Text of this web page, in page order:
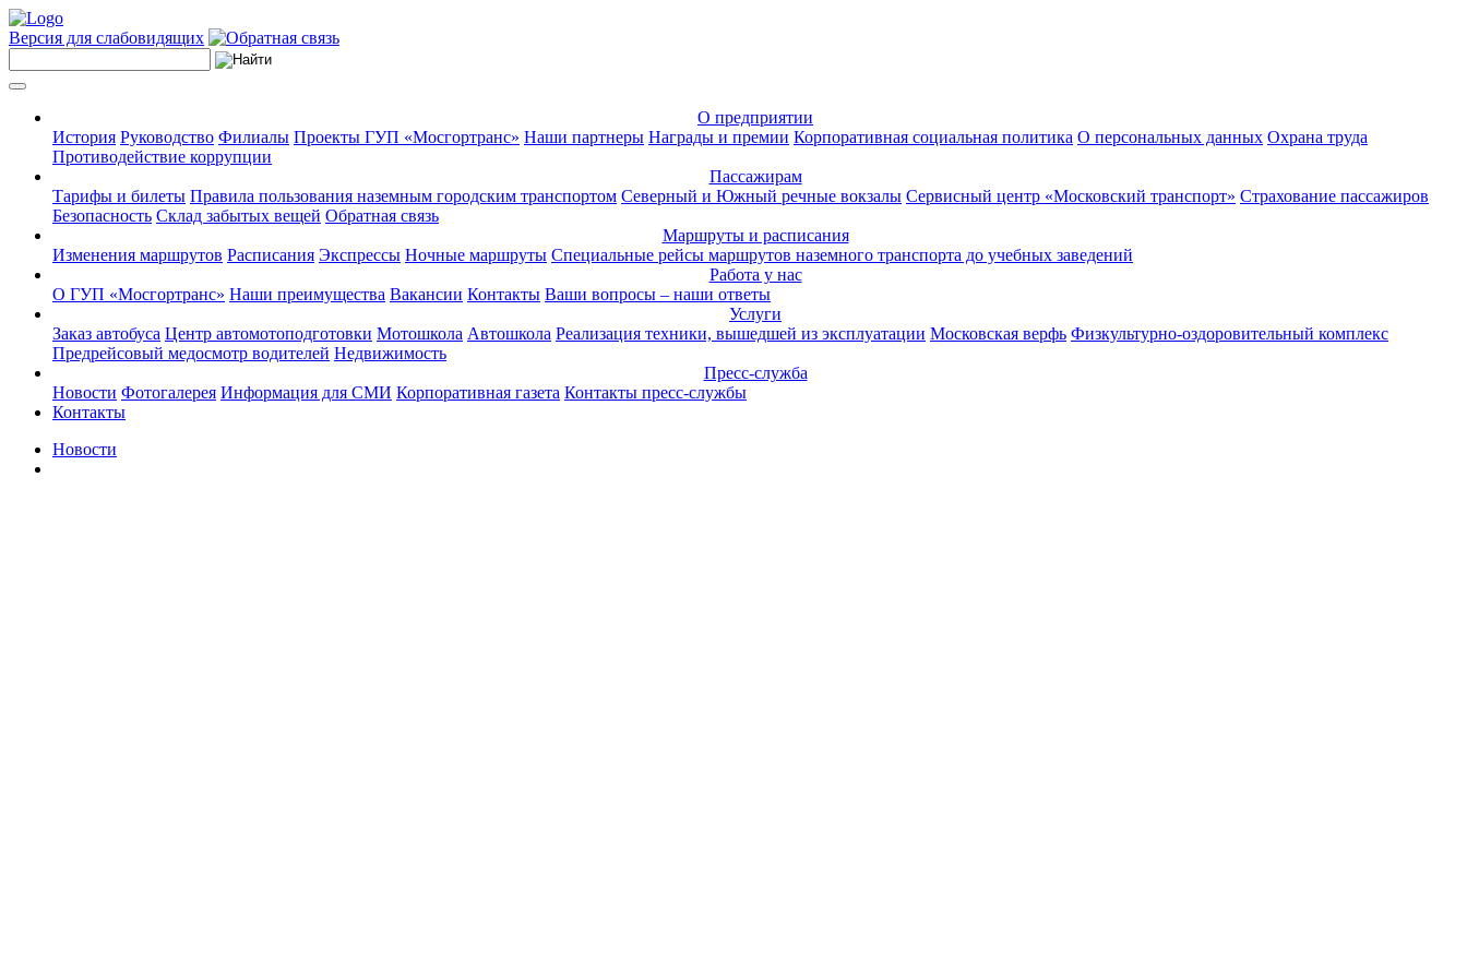
Версия для слабовидящих
О предприятии
История Руководство Филиалы Проекты ГУП «Мосгортранс» Наши партнеры Награды и премии Корпоративная социальная политика О персональных данных Охрана труда
Противодействие коррупции
Пассажирам
Тарифы и билеты Правила пользования наземным городским транспортом Северный и Южный речные вокзалы Сервисный центр «Московский транспорт» Страхование пассажиров
Безопасность Склад забытых вещей Обратная связь
Маршруты и расписания
Изменения маршрутов Расписания Экспрессы Ночные маршруты Специальные рейсы маршрутов наземного транспорта до учебных заведений
Работа у нас
О ГУП «Мосгортранс» Наши преимущества Вакансии Контакты Ваши вопросы – наши ответы
Услуги
Заказ автобуса Центр автомотоподготовки Мотошкола Автошкола Реализация техники, вышедшей из эксплуатации Московская верфь Физкультурно-оздоровительный комплекс
Предрейсовый медосмотр водителей Недвижимость
Пресс-служба
Новости Фотогалерея Информация для СМИ Корпоративная газета Контакты пресс-службы
Контакты
Новости